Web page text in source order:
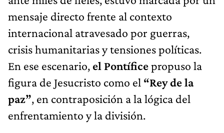
mensaje directo frente al contexto
internacional atravesado por guerras,
crisis humanitarias y tensiones políticas.
En ese escenario, el Pontíficepropuso la
figura de Jesucristo como el “Rey de la
paz”, en contraposición a la lógica del
enfrentamiento y la división.